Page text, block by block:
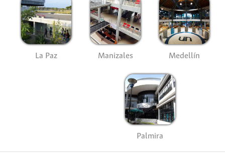
La Paz Manizales Medellín
Palmira